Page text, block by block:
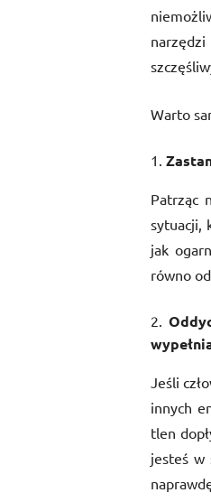
Warto
Patrząc
sytuacji,
jak
równo
Jeśli
innych
tlen
jesteś w